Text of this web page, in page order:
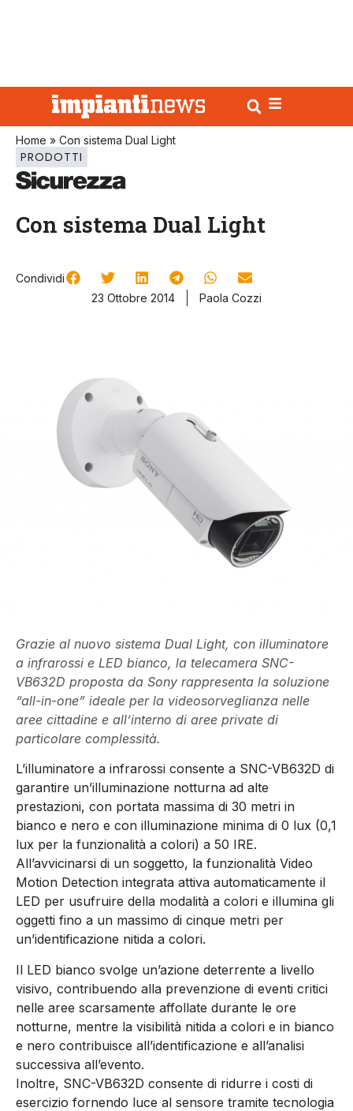
Home » Con sistema Dual Light
PRODOTTI
Con sistema Dual Light
Condividi
23 Ottobre 2014
Paola Cozzi
Grazie al nuovo sistema Dual Light, con illuminatore
a infrarossi e LED bianco, la telecamera SNC-
VB632D proposta da Sony rappresenta la soluzione
“all-in-one” ideale per la videosorveglianza nelle
aree cittadine e all’interno di aree private di
particolare complessità.
L’illuminatore a infrarossi consente a SNC-VB632D di
garantire un’illuminazione notturna ad alte
prestazioni, con portata massima di 30 metri in
bianco e nero e con illuminazione minima di 0 lux (0,1
lux per la funzionalità a colori) a 50 IRE.
All’avvicinarsi di un soggetto, la funzionalità Video
Motion Detection integrata attiva automaticamente il
LED per usufruire della modalità a colori e illumina gli
oggetti fino a un massimo di cinque metri per
un’identificazione nitida a colori.
Il LED bianco svolge un’azione deterrente a livello
visivo, contribuendo alla prevenzione di eventi critici
nelle aree scarsamente affollate durante le ore
notturne, mentre la visibilità nitida a colori e in bianco
e nero contribuisce all’identificazione e all’analisi
successiva all’evento.
Inoltre, SNC-VB632D consente di ridurre i costi di
esercizio fornendo luce al sensore tramite tecnologia